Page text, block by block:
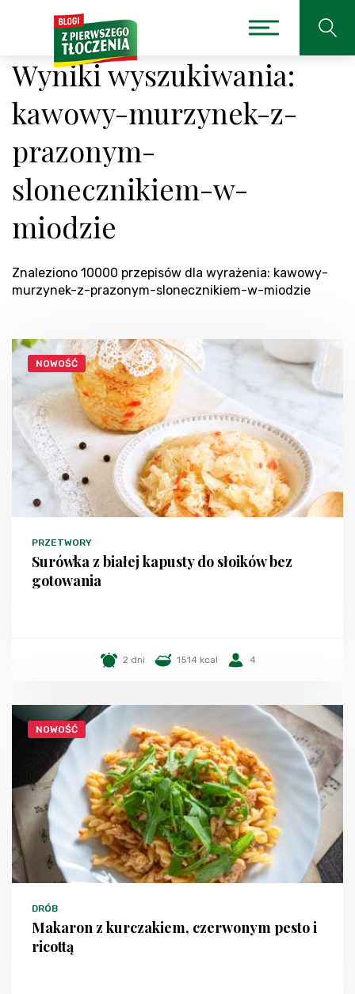
Wyniki wyszukiwania:
kawowy-murzynek-z-
prazonym-
slonecznikiem-w-
miodzie
Znaleziono 10000 przepisów dla wyrażenia: kawowy-
murzynek-z-prazonym-slonecznikiem-w-miodzie
NOWOŚĆ
PRZETWORY
Surówka z białej kapusty do słoików bez
gotowania
2 dni 1514 kcal 4
NOWOŚĆ
DRÓB
Makaron z kurczakiem, czerwonym pesto i
ricottą